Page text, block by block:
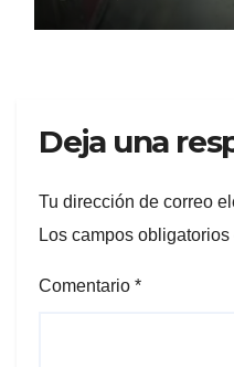
Deja una
Tu dirección de correo
Los campos
Comentario *